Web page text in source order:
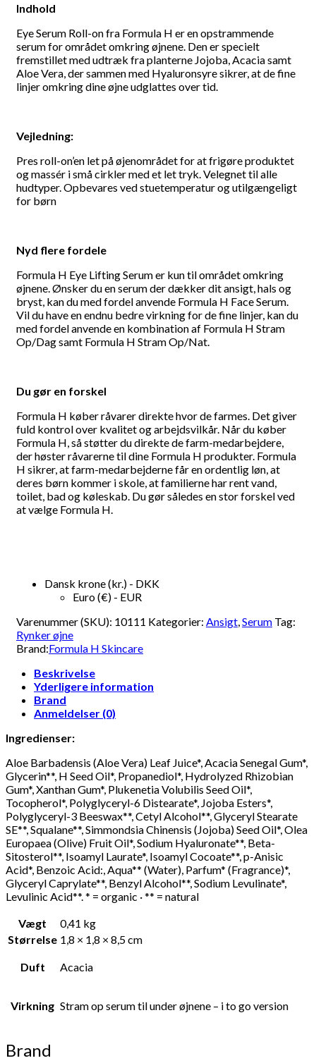
Indhold
Eye Serum Roll-on fra Formula H er en opstrammende
serum for området omkring øjnene. Den er specielt
fremstillet med udtræk fra planterne Jojoba, Acacia samt
Aloe Vera, der sammen med Hyaluronsyre sikrer, at de fine
linjer omkring dine øjne udglattes over tid.
Vejledning:
Pres roll-on’en let på øjenområdet for at frigøre produktet
og massér i små cirkler med et let tryk. Velegnet til alle
hudtyper. Opbevares ved stuetemperatur og utilgængeligt
for børn
Nyd flere fordele
Formula H Eye Lifting Serum er kun til området omkring
øjnene. Ønsker du en serum der dækker dit ansigt, hals og
bryst, kan du med fordel anvende Formula H Face Serum.
Vil du have en endnu bedre virkning for de fine linjer, kan du
med fordel anvende en kombination af Formula H Stram
Op/Dag samt Formula H Stram Op/Nat.
Du gør en forskel
Formula H køber råvarer direkte hvor de farmes. Det giver
fuld kontrol over kvalitet og arbejdsvilkår. Når du køber
Formula H, så støtter du direkte de farm-medarbejdere,
der høster råvarerne til dine Formula H produkter. Formula
H sikrer, at farm-medarbejderne får en ordentlig løn, at
deres børn kommer i skole, at familierne har rent vand,
toilet, bad og køleskab. Du gør således en stor forskel ved
at vælge Formula H.
Dansk krone (kr.) - DKK
Euro (€) - EUR
Varenummer (SKU): 10111 Kategorier: Ansigt,Serum Tag:
Rynker øjne
Brand:Formula H Skincare
Beskrivelse
Yderligere information
Brand
Anmeldelser (0)
Ingredienser:
Aloe Barbadensis (Aloe Vera) Leaf Juice*, Acacia Senegal Gum*,
Glycerin**, H Seed Oil*, Propanediol*, Hydrolyzed Rhizobian
Gum*, Xanthan Gum*, Plukenetia Volubilis Seed Oil*,
Tocopherol*, Polyglyceryl-6 Distearate*, Jojoba Esters*,
Polyglyceryl-3 Beeswax**, Cetyl Alcohol**, Glyceryl Stearate
SE**, Squalane**, Simmondsia Chinensis (Jojoba) Seed Oil*, Olea
Europaea (Olive) Fruit Oil*, Sodium Hyaluronate**, Beta-
Sitosterol**, Isoamyl Laurate*, Isoamyl Cocoate**, p-Anisic
Acid*, Benzoic Acid:, Aqua** (Water), Parfum* (Fragrance)*,
Glyceryl Caprylate**, Benzyl Alcohol**, Sodium Levulinate*,
Levulinic Acid**. * = organic · ** = natural
Vægt
0,41 kg
Størrelse 1,8 × 1,8 × 8,5 cm
Duft Acacia
Virkning Stram op serum til under øjnene – i to go version
Brand